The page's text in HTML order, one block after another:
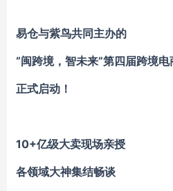
易仓与紫鸟共同主办的
“闽跨境，智未来”第四届跨境
正式启动！
10+亿级大卖现场亲授
各领域大神集结畅谈